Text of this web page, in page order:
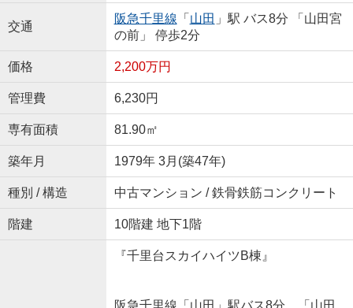
交通
阪急千里線 「 山田 」駅 バス8分 「山田宮
の前」 停歩2分
価格 2,200万円
管理費 6,230円
専有面積 81.90㎡
築年月 1979年 3月(築47年)
種別 / 構造 中古マンション / 鉄骨鉄筋コンクリート
階建 10階建 地下1階
『千里台スカイハイツB棟』
阪急千里線「山田」駅バス8分、「山田